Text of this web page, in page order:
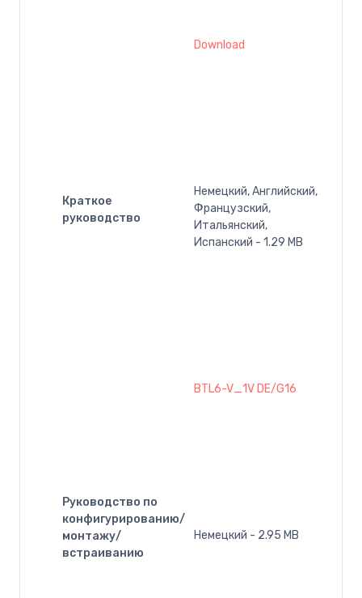
Краткое
руководство
Download
Немецкий, Английский,
Французский,
Итальянский,
Испанский - 1.29 MB
Руководство по
конфигурированию/
монтажу/
встраиванию
BTL6-V_1V DE/G16
Немецкий - 2.95 MB